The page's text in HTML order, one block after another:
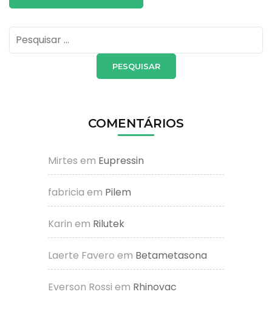
Pesquisar
por:
COMENTÁRIOS
Mirtes em Eupressin
fabricia em Pilem
Karin em Rilutek
Laerte Favero em Betametasona
Everson Rossi em Rhinovac